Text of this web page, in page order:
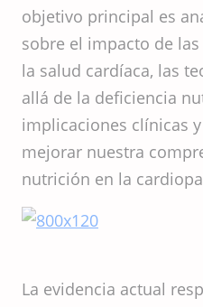
objetivo principal es
sobre el impacto de
la salud cardíaca, las
allá de la deficiencia
implicaciones clínicas
mejorar nuestra
nutrición en la
La evidencia actual